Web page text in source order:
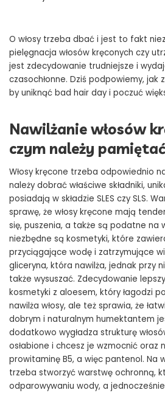
O włosy trzeba dbać i jest to fakt
pielęgnacja włosów kręconych czy
jest zdecydowanie trudniejsze i
czasochłonne. Dziś podpowiemy, jak
by uniknąć bad hair day i poczuć
Nawilżanie włosów
czym należy
Włosy kręcone trzeba odpowiednio
należy dobrać właściwe składniki,
posiadają w składzie SLES czy SLS.
sprawę, że włosy kręcone mają
się, puszenia, a także są podatne na
niezbędne są kosmetyki, które
przyciągające wodę i zatrzymujące
gliceryna, która nawilża, jednak przy
także wysuszać. Zdecydowanie
kosmetyki z aloesem, który łagodzi
nawilża włosy, ale też sprawia, że
dobrym i naturalnym humektantem
dodatkowo wygładza strukturę
osłabione i chcesz je wzmocnić oraz
prowitaminę B5, a więc pantenol. Na
trzeba stworzyć warstwę ochronną,
odparowywaniu wody, a jednocześnie